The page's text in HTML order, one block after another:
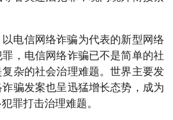
电信网络诈骗为代表的新型网络
，电信网络诈骗已不是简单的社
杂的社会治理难题。世界主要发
骗发案也呈迅猛增长态势，成为
罪打击治理难题。